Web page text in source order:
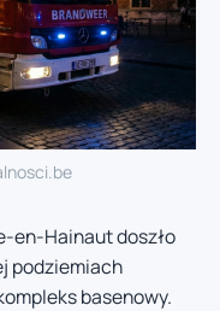
en-Hainaut doszło
podziemiach
basenowy.